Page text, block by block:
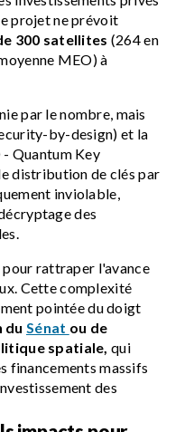
projet ne prévoit
300 satellites (264 en
MEO) à
par le nombre, mais
by-design) et la
Quantum Key
distribution de clés par
inviolable,
des
pour rattraper l'avance
Cette complexité
pointée du doigt
duSénat ou de
spatiale, qui
financements massifs
des